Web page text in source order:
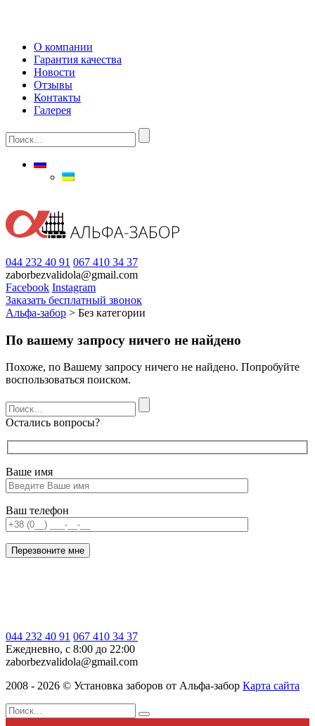
О компании
Гарантия качества
Новости
Отзывы
Контакты
Галерея
044 232 40 91 067 410 34 37
zaborbezvalidola@gmail.com
Facebook Instagram
Заказать бесплатный звонок
Альфа-забор > Без категории
По вашему запросу ничего не найдено
Похоже, по Вашему запросу ничего не найдено. Попробуйте
воспользоваться поиском.
Остались вопросы?
Ваше имя
Ваш телефон
044 232 40 91 067 410 34 37
Ежедневно, с 8:00 до 22:00
zaborbezvalidola@gmail.com
2008 - 2026 © Установка заборов от Альфа-забор Карта сайта